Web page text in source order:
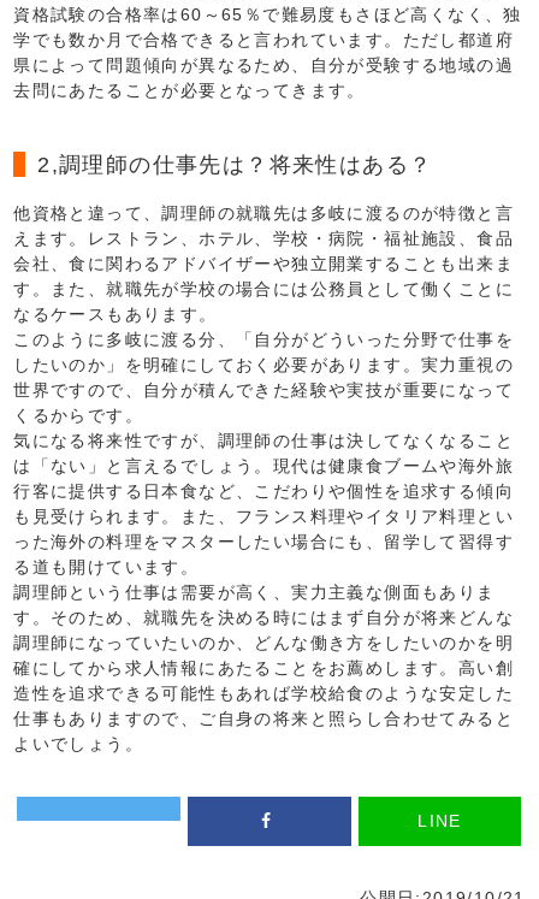
資格試験の合格率は60～65％で難易度もさほど高くなく、独
学でも数か月で合格できると言われています。ただし都道府
県によって問題傾向が異なるため、自分が受験する地域の過
去問にあたることが必要となってきます。
2,調理師の仕事先は？将来性はある？
他資格と違って、調理師の就職先は多岐に渡るのが特徴と言
えます。レストラン、ホテル、学校・病院・福祉施設、食品
会社、食に関わるアドバイザーや独立開業することも出来ま
す。また、就職先が学校の場合には公務員として働くことに
なるケースもあります。
このように多岐に渡る分、「自分がどういった分野で仕事を
したいのか」を明確にしておく必要があります。実力重視の
世界ですので、自分が積んできた経験や実技が重要になって
くるからです。
気になる将来性ですが、調理師の仕事は決してなくなること
は「ない」と言えるでしょう。現代は健康食ブームや海外旅
行客に提供する日本食など、こだわりや個性を追求する傾向
も見受けられます。また、フランス料理やイタリア料理とい
った海外の料理をマスターしたい場合にも、留学して習得す
る道も開けています。
調理師という仕事は需要が高く、実力主義な側面もありま
す。そのため、就職先を決める時にはまず自分が将来どんな
調理師になっていたいのか、どんな働き方をしたいのかを明
確にしてから求人情報にあたることをお薦めします。高い創
造性を追求できる可能性もあれば学校給食のような安定した
仕事もありますので、ご自身の将来と照らし合わせてみると
よいでしょう。
LINE